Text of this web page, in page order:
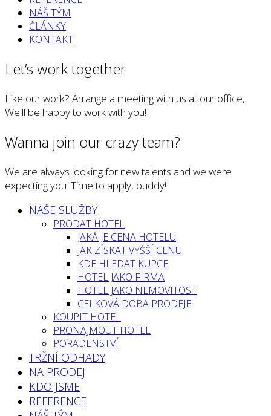
NÁŠ TÝM
ČLÁNKY
KONTAKT
Let’s work together
Like our work? Arrange a meeting with us at our office,
We'll be happy to work with you!
Wanna join our crazy team?
We are always looking for new talents and we were
expecting you. Time to apply, buddy!
NAŠE SLUŽBY
PRODAT HOTEL
JAKÁ JE CENA HOTELU
JAK ZÍSKAT VYŠŠÍ CENU
KDE HLEDAT KUPCE
HOTEL JAKO FIRMA
HOTEL JAKO NEMOVITOST
CELKOVÁ DOBA PRODEJE
KOUPIT HOTEL
PRONAJMOUT HOTEL
PORADENSTVÍ
TRŽNÍ ODHADY
NA PRODEJ
KDO JSME
REFERENCE